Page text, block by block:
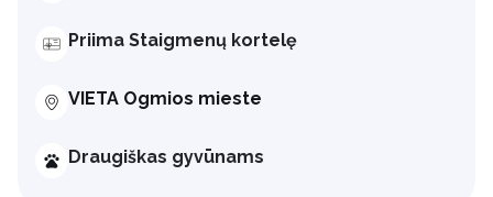
Priima Staigmenų kortelę
VIETA Ogmios mieste
Draugiškas gyvūnams